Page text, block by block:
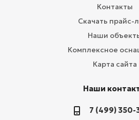
Контакты
Скачать прайс-
Наши
Комплексное
Карта сайта
Наши
7 (499) 350-